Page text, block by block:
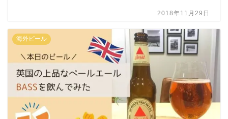
2018年11月29日
海外ビール